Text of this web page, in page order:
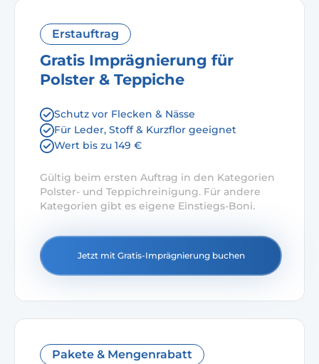
Erstauftrag
Gratis Imprägnierung für
Polster & Teppiche
Schutz vor Flecken & Nässe
Für Leder, Stoff & Kurzflor geeignet
Wert bis zu 149 €
Gültig beim ersten Auftrag in den Kategorien
Polster- und Teppichreinigung. Für andere
Kategorien gibt es eigene Einstiegs-Boni.
Jetzt mit Gratis-Imprägnierung buchen
Pakete & Mengenrabatt